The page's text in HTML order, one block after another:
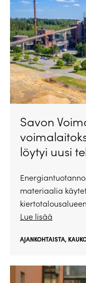
Savon
löytyi uusi
materiaalia
Lue lisää
AJANKOHTAISTA,